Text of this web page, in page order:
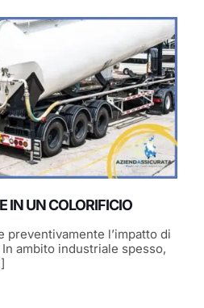
IN UN COLORIFICIO
preventivamente l’impatto di
ambito industriale spesso,